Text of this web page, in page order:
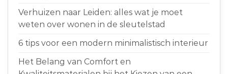
Verhuizen naar Leiden: alles wat je moet
weten over wonen in de sleutelstad
6 tips voor een modern minimalistisch interieur
Het Belang van Comfort en